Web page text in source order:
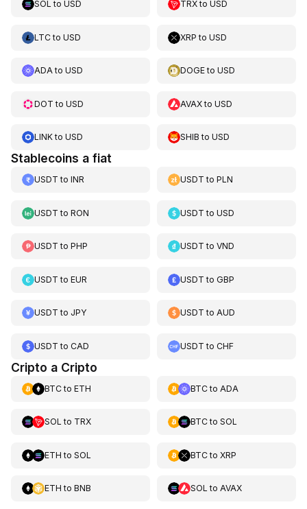
SOL to USD TRXtoUSD
LTCto USD XRP toUSD
ADAto USD DOGEtoUSD
DOT to USD AVAXtoUSD
LINKto USD SHIB toUSD
Stablecoins a fiat
USDT to INR USDT toPLN
USDT to RON USDT toUSD
USDT to PHP USDT toVND
USDT to EUR USDT toGBP
USDT to JPY USDT toAUD
USDT to CAD USDT toCHF
Cripto a Cripto
BTCto ETH BTCto ADA
SOL to TRX BTCto SOL
ETH to SOL BTCto XRP
ETH to BNB SOL to AVAX